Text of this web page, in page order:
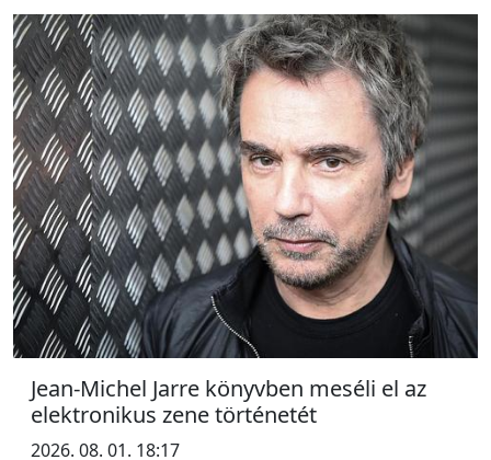
Jean-Michel Jarre könyvben meséli el az
elektronikus zene történetét
2026. 08. 01. 18:17